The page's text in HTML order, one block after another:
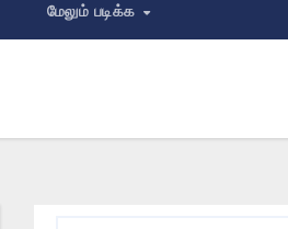
மேலும் படிக்க